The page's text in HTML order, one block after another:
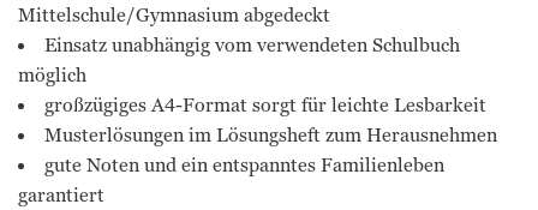
Mittelschule/Gymnasium abgedeckt
Einsatz unabhängig vom verwendeten Schulbuch
möglich
großzügiges A4-Format sorgt für leichte Lesbarkeit
Musterlösungen im Lösungsheft zum Herausnehmen
gute Noten und ein entspanntes Familienleben
garantiert